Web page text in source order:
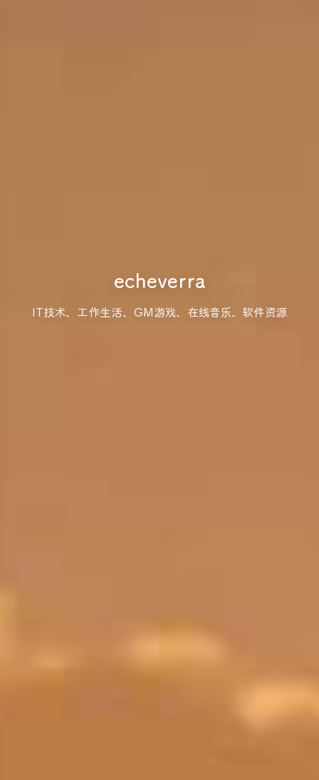
echeverra
IT技术、工作生活、GM游戏、在线音乐、软件资源